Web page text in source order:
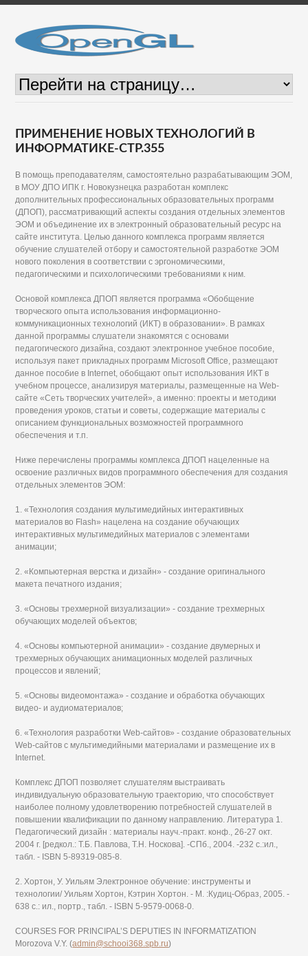
ПРИМЕНЕНИЕ НОВЫХ ТЕХНОЛОГИЙ В
ИНФОРМАТИКЕ-СТР.355
В помощь преподавателям, самостоятельно разрабатывающим ЭОМ,
в МОУ ДПО ИПК г. Новокузнецка разработан комплекс
дополнительных профессиональных образовательных программ
(ДПОП), рассматривающий аспекты создания отдельных элементов
ЭОМ и объединение их в электронный образовательный ресурс на
сайте института. Целью данного комплекса программ является
обучение слушателей отбору и самостоятельной разработке ЭОМ
нового поколения в соответствии с эргономическими,
педагогическими и психологическими требованиями к ним.
Основой комплекса ДПОП является программа «Обобщение
творческого опыта использования информационно-
коммуникационных технологий (ИКТ) в образовании». В рамках
данной программы слушатели знакомятся с основами
педагогического дизайна, создают электронное учебное пособие,
используя пакет прикладных программ Microsoft Office, размещают
данное пособие в Internet, обобщают опыт использования ИКТ в
учебном процессе, анализируя материалы, размещенные на Web-
сайте «Сеть творческих учителей», а именно: проекты и методики
проведения уроков, статьи и советы, содержащие материалы с
описанием функциональных возможностей программного
обеспечения и т.п.
Ниже перечислены программы комплекса ДПОП нацеленные на
освоение различных видов программного обеспечения для создания
отдельных элементов ЭОМ:
1. «Технология создания мультимедийных интерактивных
материалов во Flash» нацелена на создание обучающих
интерактивных мультимедийных материалов с элементами
анимации;
2. «Компьютерная верстка и дизайн» - создание оригинального
макета печатного издания;
3. «Основы трехмерной визуализации» - создание трехмерных
обучающих моделей объектов;
4. «Основы компьютерной анимации» - создание двумерных и
трехмерных обучающих анимационных моделей различных
процессов и явлений;
5. «Основы видеомонтажа» - создание и обработка обучающих
видео- и аудиоматериалов;
6. «Технология разработки Web-сайтов» - создание образовательных
Web-сайтов с мультимедийными материалами и размещение их в
Internet.
Комплекс ДПОП позволяет слушателям выстраивать
индивидуальную образовательную траекторию, что способствует
наиболее полному удовлетворению потребностей слушателей в
повышении квалификации по данному направлению. Литература 1.
Педагогический дизайн : материалы науч.-практ. конф., 26-27 окт.
2004 г. [редкол.: Т.Б. Павлова, Т.Н. Носкова]. -СПб., 2004. -232 с.:ил.,
табл. - ISBN 5-89319-085-8.
2. Хортон, У. Уильям Электронное обучение: инструменты и
технологии/ Уильям Хортон, Кэтрин Хортон. - М. :Кудиц-Образ, 2005. -
638 с.: ил., портр., табл. - ISBN 5-9579-0068-0.
COURSES FOR PRINCIPAL’S DEPUTIES IN INFORMATIZATION
Morozova V.Y. (admin@schooi368.spb.ru)